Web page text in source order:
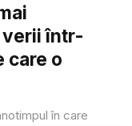
verii într-
care o
în care